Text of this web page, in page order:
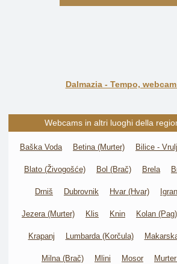
Dalmazia - Tempo,
Webcams in altri luoghi della
Baška Voda Betina (Murter) Bilice -
Blato (Živogošće) Bol (Brač) Brela
Drniš Dubrovnik Hvar (Hvar)
Jezera (Murter) Klis Knin Kolan (Pag)
Krapanj Lumbarda (Korčula)
Milna (Brač) Mlini Mosor